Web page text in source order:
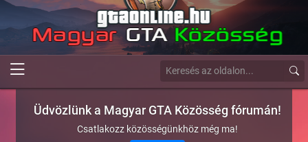
Üdvözlünk a Magyar GTA Közösség fórumán!
Csatlakozz közösségünkhöz még ma!